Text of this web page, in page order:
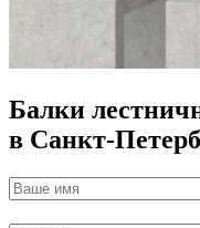
Балки
в Санкт-